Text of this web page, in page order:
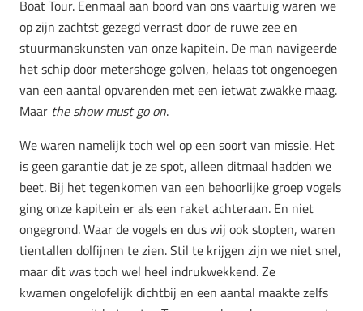
Boat Tour. Eenmaal aan boord van ons vaartuig waren we
op zijn zachtst gezegd verrast door de ruwe zee en
stuurmanskunsten van onze kapitein. De man navigeerde
het schip door metershoge golven, helaas tot ongenoegen
van een aantal opvarenden met een ietwat zwakke maag.
Maar the show must go on.
We waren namelijk toch wel op een soort van missie. Het
is geen garantie dat je ze spot, alleen ditmaal hadden we
beet. Bij het tegenkomen van een behoorlijke groep vogels
ging onze kapitein er als een raket achteraan. En niet
ongegrond. Waar de vogels en dus wij ook stopten, waren
tientallen dolfijnen te zien. Stil te krijgen zijn we niet snel,
maar dit was toch wel heel indrukwekkend. Ze
kwamen ongelofelijk dichtbij en een aantal maakte zelfs